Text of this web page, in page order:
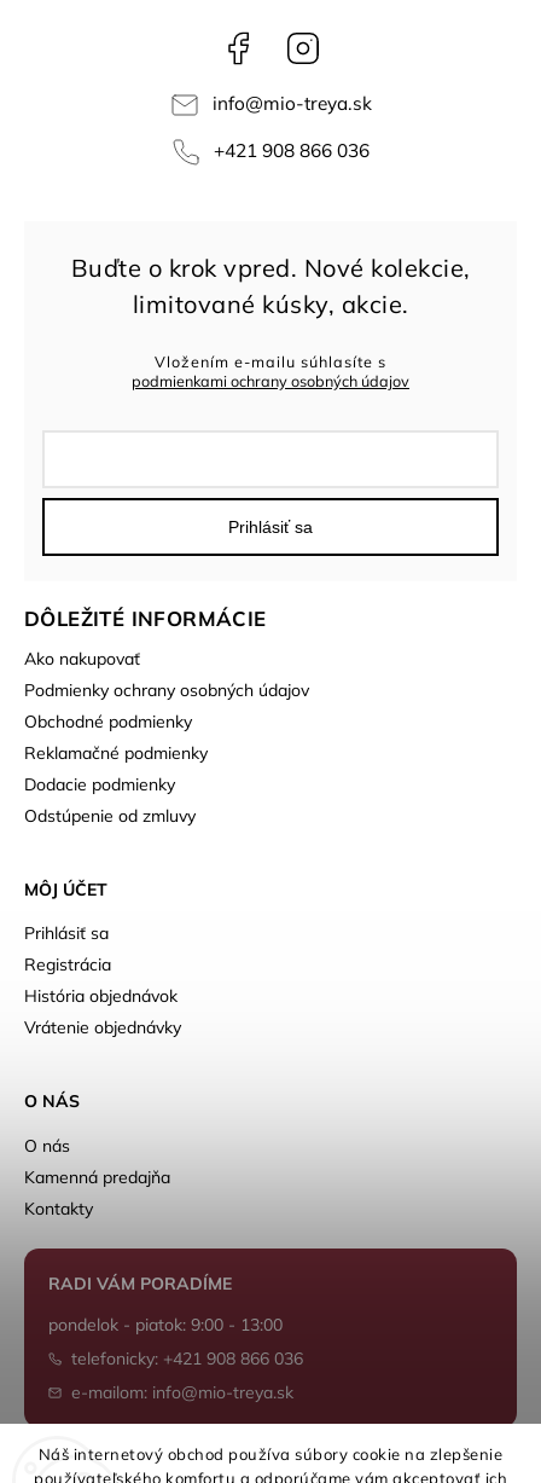
Náš internetový obchod používa súbory cookie na zlepšenie
používateľského komfortu a odporúčame vám akceptovať ich
Facebook
info@mio-treya.sk
+421 908 866 036
DÔLEŽITÉ INFORMÁCIE
Ako nakupovať
Podmienky ochrany osobných údajov
Obchodné podmienky
Reklamačné podmienky
Dodacie podmienky
Odstúpenie od zmluvy
MÔJ ÚČET
Prihlásiť sa
Registrácia
História objednávok
Vrátenie objednávky
Vložením e-mailu súhlasíte s
podmienkami ochrany osobných údajov
Prihlásiť sa
O NÁS
O nás
Kamenná predajňa
Kontakty
RADI VÁM PORADÍME
pondelok - piatok: 9:00 - 13:00
telefonicky: +421 908 866 036
e-mailom: info@mio-treya.sk